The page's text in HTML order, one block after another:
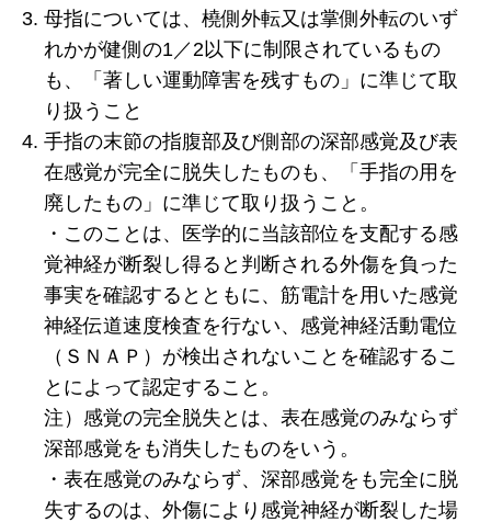
母指については、橈側外転又は掌側外転のいず
れかが健側の1／2以下に制限されているもの
も、「著しい運動障害を残すもの」に準じて取
り扱うこと
手指の末節の指腹部及び側部の深部感覚及び表
在感覚が完全に脱失したものも、「手指の用を
廃したもの」に準じて取り扱うこと。
・このことは、医学的に当該部位を支配する感
覚神経が断裂し得ると判断される外傷を負った
事実を確認するとともに、筋電計を用いた感覚
神経伝道速度検査を行ない、感覚神経活動電位
（ＳＮＡＰ）が検出されないことを確認するこ
とによって認定すること。
注）感覚の完全脱失とは、表在感覚のみならず
深部感覚をも消失したものをいう。
・表在感覚のみならず、深部感覚をも完全に脱
失するのは、外傷により感覚神経が断裂した場